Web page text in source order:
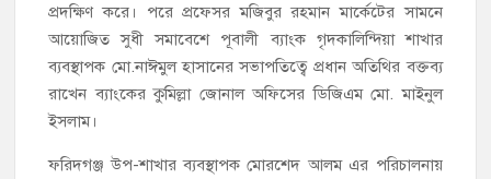
প্রদক্ষিণ করে। পরে প্রফেসর মজিবুর রহমান মার্কেটের সামনে
আয়োজিত সুধী সমাবেশে পূবালী ব্যাংক গৃদকালিন্দিয়া শাখার
ব্যবস্থাপক মো.নাঈমুল হাসানের সভাপতিত্বে প্রধান অতিথির বক্তব্য
রাখেন ব্যাংকের কুমিল্লা জোনাল অফিসের ডিজিএম মো. মাইনুল
ইসলাম।
ফরিদগঞ্জ উপ-শাখার ব্যবস্থাপক মোরশেদ আলম এর পরিচালনায়